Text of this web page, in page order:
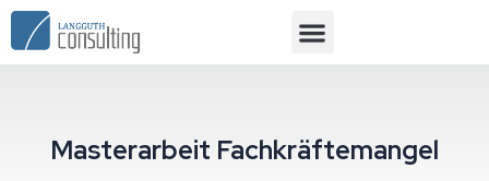
Masterarbeit Fachkräftemangel